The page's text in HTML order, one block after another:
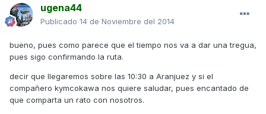
ugena44
Publicado 14 de Noviembre del 2014
bueno, pues como parece que el tiempo nos va a dar una tregua,
pues sigo confirmando la ruta.
decir que llegaremos sobre las 10:30 a Aranjuez y si el
compañero kymcokawa nos quiere saludar, pues encantado de
que comparta un rato con nosotros.